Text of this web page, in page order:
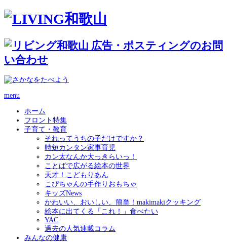
menu
ホーム
フロント特集
子育て・教育
それってうちの子だけですか？
時短カンタン家事育児
カン太なんか大っきらいっ！
ことばで広がる絵本の世界
天才！こどもりあん
こぴちゃんの手作りおもちゃ
キッズNews
かわいい、おいしい、簡単！makimakiクッキング
絵本に出てくる「これ！」食べたい
YAC
過去の人気連載コラム
みんなの健康